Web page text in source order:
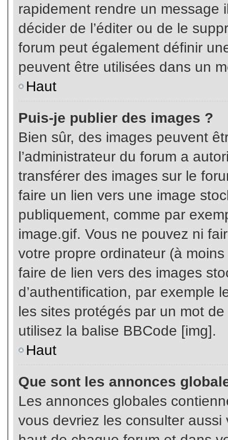
rapidement rendre un message
décider de l’éditer ou de le
forum peut également définir
peuvent être utilisées dans un
Haut
Puis-je publier des images ?
Bien sûr, des images peuvent
l’administrateur du forum a
transférer des images sur le
faire un lien vers une image
publiquement, comme par
image.gif. Vous ne pouvez ni
votre propre ordinateur (à
faire de lien vers des images
d’authentification, par exemple
les sites protégés par un mot
utilisez la balise BBCode [img].
Haut
Que sont les annonces
Les annonces globales
vous devriez les consulter